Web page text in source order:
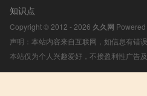
知识点
Copyright © 2012 - 2026 久久网
声明：本站内容来自互联网，如信息有错
本站仅为个人兴趣爱好，不接盈利性广告